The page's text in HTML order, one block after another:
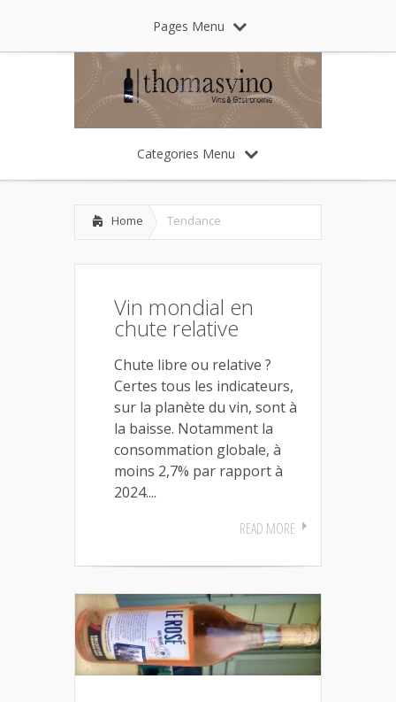
Pages Menu
Categories Menu
Home Tendance
Vin mondial en
chute relative
Chute libre ou relative ?
Certes tous les indicateurs,
sur la planète du vin, sont à
la baisse. Notamment la
consommation globale, à
moins 2,7% par rapport à
2024....
READ MORE